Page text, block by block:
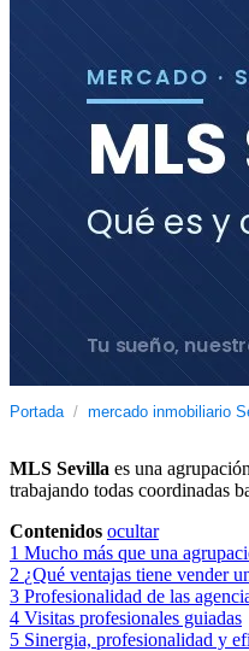
Portada / mercado inmobiliario
MLS Sevilla es una
trabajando todas coordinadas
Contenidos ocultar
1 Mucho más que una
2 ¿Qué ventajas tiene vender
3 Profesionalidad de las
4 Visitas profesionales guiadas
5 Sinergia, profesionalidad y